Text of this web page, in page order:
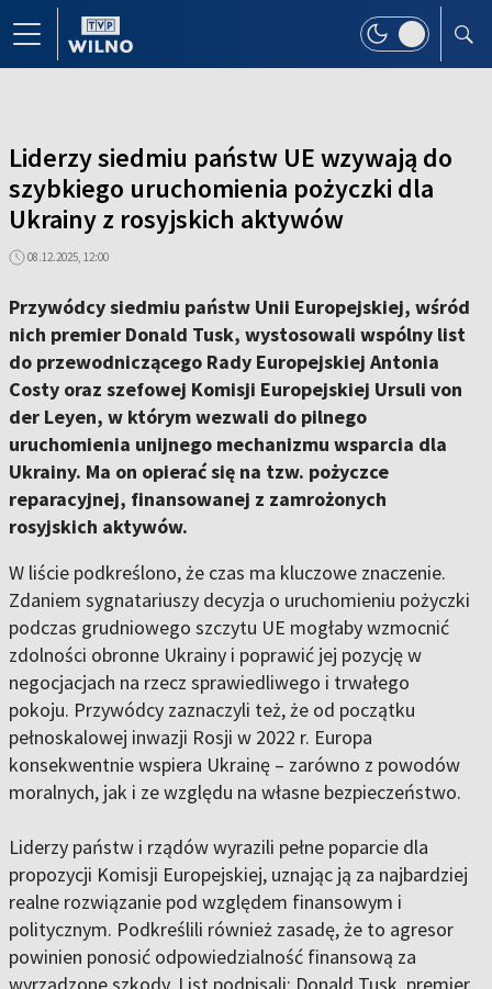
Liderzy siedmiu państw UE wzywają do
szybkiego uruchomienia pożyczki dla
Ukrainy z rosyjskich aktywów
08.12.2025, 12:00
Przywódcy siedmiu państw Unii Europejskiej, wśród
nich premier Donald Tusk, wystosowali wspólny list
do przewodniczącego Rady Europejskiej Antonia
Costy oraz szefowej Komisji Europejskiej Ursuli von
der Leyen, w którym wezwali do pilnego
uruchomienia unijnego mechanizmu wsparcia dla
Ukrainy. Ma on opierać się na tzw. pożyczce
reparacyjnej, finansowanej z zamrożonych
rosyjskich aktywów.
W liście podkreślono, że czas ma kluczowe znaczenie.
Zdaniem sygnatariuszy decyzja o uruchomieniu pożyczki
podczas grudniowego szczytu UE mogłaby wzmocnić
zdolności obronne Ukrainy i poprawić jej pozycję w
negocjacjach na rzecz sprawiedliwego i trwałego
pokoju. Przywódcy zaznaczyli też, że od początku
pełnoskalowej inwazji Rosji w 2022 r. Europa
konsekwentnie wspiera Ukrainę – zarówno z powodów
moralnych, jak i ze względu na własne bezpieczeństwo.
Liderzy państw i rządów wyrazili pełne poparcie dla
propozycji Komisji Europejskiej, uznając ją za najbardziej
realne rozwiązanie pod względem finansowym i
politycznym. Podkreślili również zasadę, że to agresor
powinien ponosić odpowiedzialność finansową za